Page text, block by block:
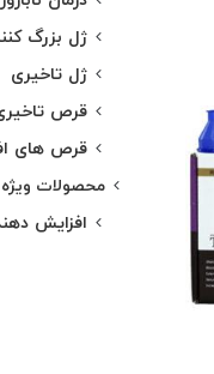
ژل بزرگ
ژل تاخیری
قرص
قرص های
محصولات ویژه
افزایش